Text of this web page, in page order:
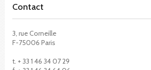
Contact
3, rue Corneille
F-75006 Paris
t. + 33 1 46 34 07 29